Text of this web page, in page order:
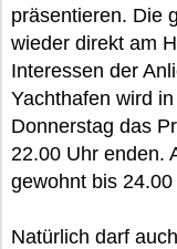
präsentieren. Die
wieder direkt am
Interessen der
Yachthafen wird
Donnerstag das
22.00 Uhr enden.
gewohnt bis 24.00
Natürlich darf